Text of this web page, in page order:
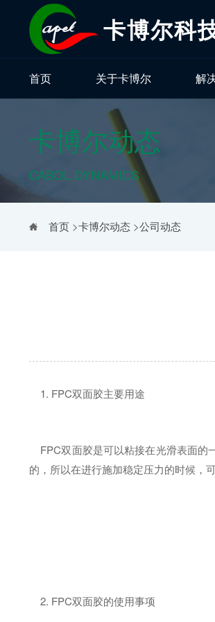
卡博尔科
首页 关于卡博尔 解
卡博尔动态
CABOL DYNAMICS
首页>卡博尔动态>公司动态
1. FPC双面胶主要用途
FPC双面胶是可以粘接在光滑表面的
的，所以在进行施加稳定压力的时候，
2. FPC双面胶的使用事项